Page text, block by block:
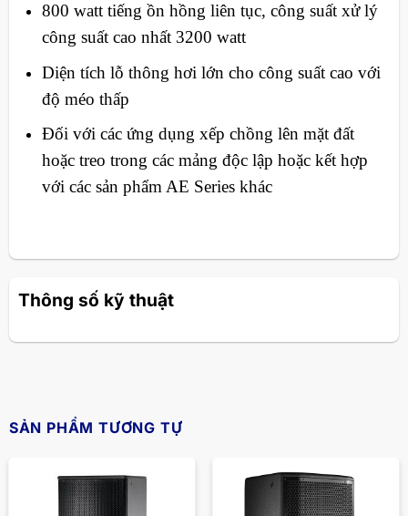
800 watt tiếng ồn hồng liên tục, công suất xử lý
công suất cao nhất 3200 watt
Diện tích lỗ thông hơi lớn cho công suất cao với
độ méo thấp
Đối với các ứng dụng xếp chồng lên mặt đất
hoặc treo trong các mảng độc lập hoặc kết hợp
với các sản phẩm AE Series khác
Thông số kỹ thuật
SẢN PHẨM TƯƠNG TỰ